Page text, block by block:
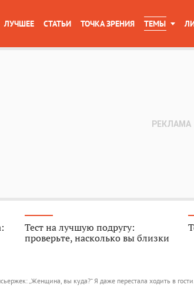
ЛУЧШЕЕ СТАТЬИ ТОЧКА ЗРЕНИЯ ТЕМЫ
Тест на лучшую подругу:
проверьте, насколько вы близки
„Женщина, вы куда?“ Я даже перестала ходить в